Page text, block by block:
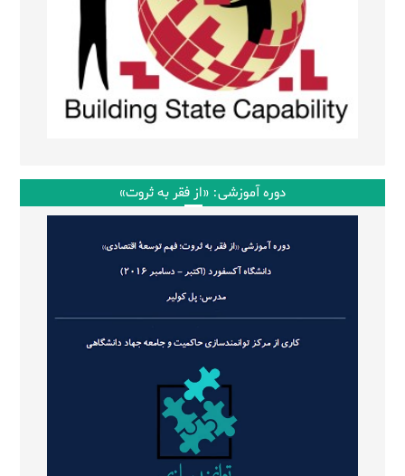
دوره آموزشی: «از فقر به ثروت»